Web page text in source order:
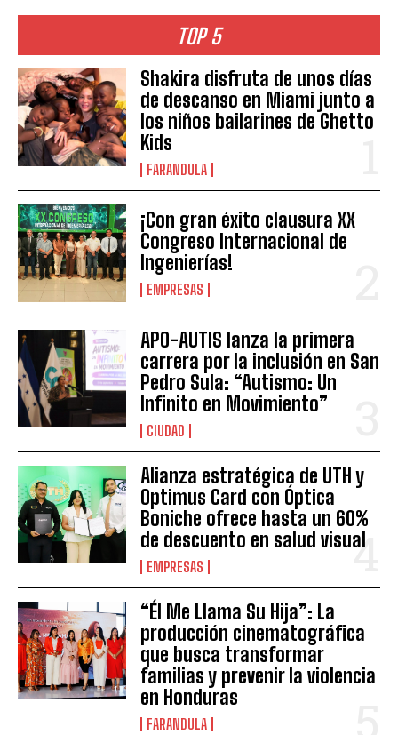
TOP 5
Shakira disfruta de unos días
de descanso en Miami junto a
los niños bailarines de Ghetto
Kids
FARANDULA
¡Con gran éxito clausura XX
Congreso Internacional de
Ingenierías!
EMPRESAS
APO-AUTIS lanza la primera
carrera por la inclusión en San
Pedro Sula: “Autismo: Un
Infinito en Movimiento”
CIUDAD
Alianza estratégica de UTH y
Optimus Card con Óptica
Boniche ofrece hasta un 60%
de descuento en salud visual
EMPRESAS
“Él Me Llama Su Hija”: La
producción cinematográfica
que busca transformar
familias y prevenir la violencia
en Honduras
FARANDULA